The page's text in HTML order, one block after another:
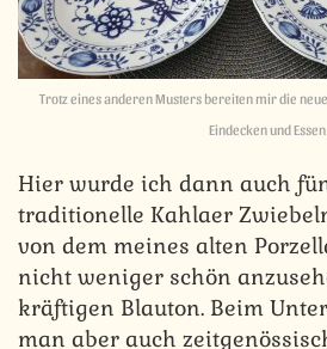
Trotz eines anderen Musters bereiten mir die
Eindecken und Essen
Hier wurde ich dann auch
traditionelle Kahlaer
von dem meines alten
nicht weniger schön
kräftigen Blauton. Beim
man aber auch